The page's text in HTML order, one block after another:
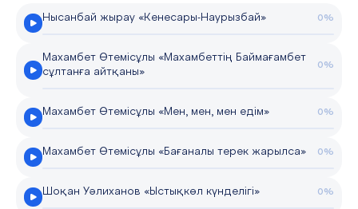
Нысанбай жырау «Кенесары-Наурызбай» 0%
Махамбет Өтемісұлы «Махамбеттің Баймағамбет
сұлтанға айтқаны»
0%
Махамбет Өтемісұлы «Мен, мен, мен едім» 0%
Махамбет Өтемісұлы «Бағаналы терек жарылса» 0%
Шоқан Уәлиханов «Ыстықкөл күнделігі» 0%